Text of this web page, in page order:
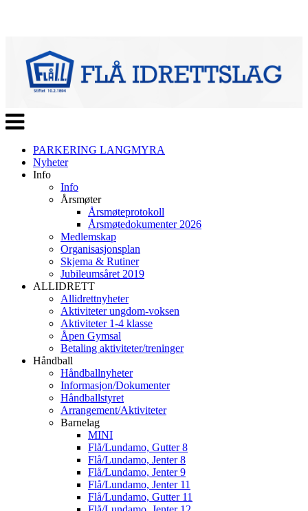
Veksle
navigasjon
PARKERING LANGMYRA
Nyheter
Info
Info
Årsmøter
Årsmøteprotokoll
Årsmøtedokumenter 2026
Medlemskap
Organisasjonsplan
Skjema & Rutiner
Jubileumsåret 2019
ALLIDRETT
Allidrettnyheter
Aktiviteter ungdom-voksen
Aktiviteter 1-4 klasse
Åpen Gymsal
Betaling aktiviteter/treninger
Håndball
Håndballnyheter
Informasjon/Dokumenter
Håndballstyret
Arrangement/Aktiviteter
Barnelag
MINI
Flå/Lundamo, Gutter 8
Flå/Lundamo, Jenter 8
Flå/Lundamo, Jenter 9
Flå/Lundamo, Jenter 11
Flå/Lundamo, Gutter 11